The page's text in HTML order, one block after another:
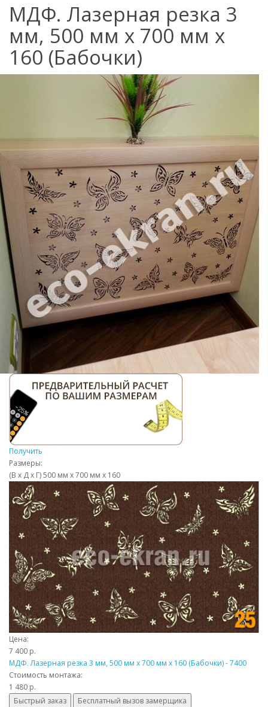
МДФ. Лазерная резка 3
мм, 500 мм х 700 мм х
160 (Бабочки)
Получить
Размеры:
(В х Д х Г) 500 мм х 700 мм х 160
Цена:
7 400 р.
МДФ. Лазерная резка 3 мм, 500 мм х 700 мм х 160 (Бабочки) - 7400
Стоимость монтажа:
1 480 р.
Быстрый заказ
Бесплатный вызов замерщика